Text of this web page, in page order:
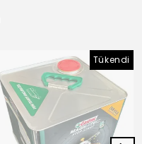
Tükendi